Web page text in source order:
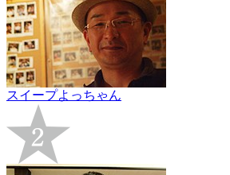
スイープよっちゃん